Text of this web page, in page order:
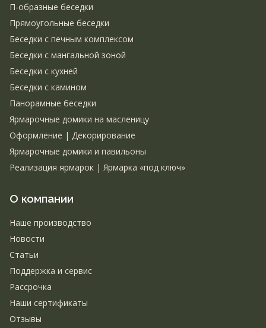
П-образные беседки
Прямоугольные беседки
Беседки с печным комплексом
Беседки с мангальной зоной
Беседки с кухней
Беседки с камином
Панорамные беседки
Ярмарочные домики на масленицу
Оформление | Декорирование
Ярмарочные домики и павильоны
Реализация ярмарок | Ярмарка «под ключ»
О компании
Наше производство
Новости
Статьи
Поддержка и сервис
Рассрочка
Наши сертификаты
Отзывы